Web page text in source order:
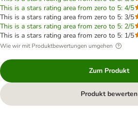
This is a stars rating area from zero to 5: 4/5
This is a stars rating area from zero to 5: 3/5
This is a stars rating area from zero to 5: 2/5
This is a stars rating area from zero to 5: 1/5
Wie wir mit Produktbewertungen umgehen
Zum Produkt
Produkt bewerten